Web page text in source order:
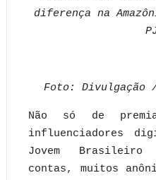
diferença na
Foto: Divulgação
Não só de
influenciadores
Jovem
contas, muitos